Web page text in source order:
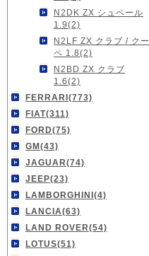
N2DK ZX シュペール
1.9(2)
N2LF ZX クラブ / クー
ペ 1.8(2)
N2BD ZX クラブ
1.6(2)
FERRARI(773)
FIAT(311)
FORD(75)
GM(43)
JAGUAR(74)
JEEP(23)
LAMBORGHINI(4)
LANCIA(63)
LAND ROVER(54)
LOTUS(51)